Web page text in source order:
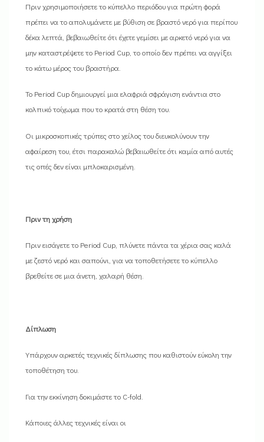
Πριν χρησιμοποιήσετε το κύπελλο περιόδου για πρώτη φορά
πρέπει να το απολυμάνετε με βύθιση σε βραστό νερό για περίπου
δέκα λεπτά, βεβαιωθείτε ότι έχετε γεμίσει με αρκετό νερό για να
μην καταστρέψετε το Period Cup, το οποίο δεν πρέπει να αγγίξει
το κάτω μέρος του βραστήρα.
Το Period Cup δημιουργεί μια ελαφριά σφράγιση ενάντια στο
κολπικό τοίχωμα που το κρατά στη θέση του.
Οι μικροσκοπικές τρύπες στο χείλος του διευκολύνουν την
αφαίρεση του, έτσι παρακαλώ βεβαιωθείτε ότι καμία από αυτές
τις οπές δεν είναι μπλοκαρισμένη.
Πριν τη χρήση
Πριν εισάγετε το Period Cup, πλύνετε πάντα τα χέρια σας καλά
με ζεστό νερό και σαπούνι, για να τοποθετήσετε το κύπελλο
βρεθείτε σε μια άνετη, χαλαρή θέση.
Δίπλωση
Υπάρχουν αρκετές τεχνικές δίπλωσης που καθιστούν εύκολη την
τοποθέτηση του.
Για την εκκίνηση δοκιμάστε το C-fold.
Κάποιες άλλες τεχνικές είναι οι